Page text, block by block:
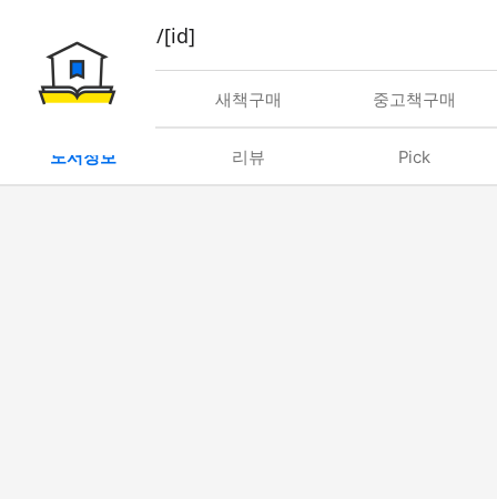
book/rent/[id]
대여 새책구매 중고책구매
도서정보 리뷰 Pick